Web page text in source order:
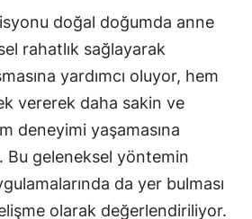
doğal doğumda anne
rahatlık sağlayarak
yardımcı oluyor, hem
vererek daha sakin ve
deneyimi yaşamasına
Bu geleneksel yöntemin
da yer bulması
olarak değerlendiriliyor.